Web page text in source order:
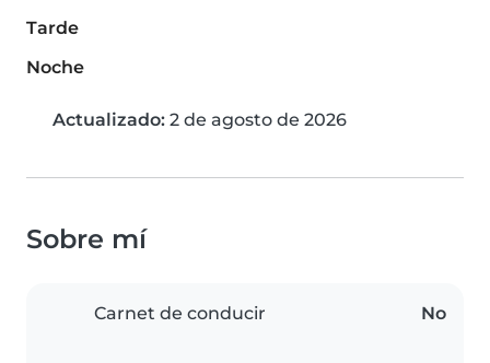
Tarde
Noche
Actualizado: 2 de agosto de 2026
Sobre mí
Carnet de conducir No